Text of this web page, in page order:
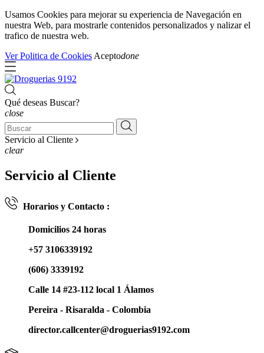
Usamos Cookies para mejorar su experiencia de Navegación en
nuestra Web, para mostrarle contenidos personalizados y nalizar el
trafico de nuestra web.
Ver Politica de Cookies Aceptodone
Qué deseas Buscar?
close
Servicio al Cliente
clear
Servicio al Cliente
Horarios y Contacto :
Domicilios 24 horas
+57 3106339192
(606) 3339192
Calle 14 #23-112 local 1 Álamos
Pereira - Risaralda - Colombia
director.callcenter@droguerias9192.com